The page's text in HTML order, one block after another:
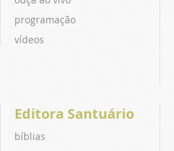
programação
vídeos
Editora Santuário
bíblias